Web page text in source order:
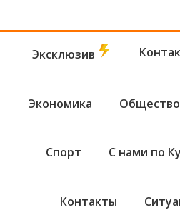
Эксклюзив
Экономика Общество
Спорт С нами по
Контакты